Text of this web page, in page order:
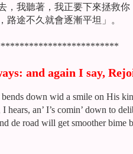
，我聽著，我正要下來拯救你
路途不久就會逐漸平坦」。
and again I say,
bends down wid a smile on His
I hears, an’ I’s comin’ down to
de road will get smootherbime